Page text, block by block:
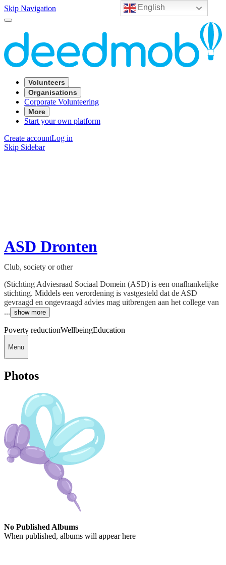
English
Skip Navigation
Volunteers
Organisations
Corporate Volunteering
More
Start your own platform
Create accountLog in
Skip Sidebar
ASD Dronten
Club, society or other
(Stichting Adviesraad Sociaal Domein (ASD) is een onafhankelijke
stichting. Middels een verordening is vastgesteld dat de ASD
gevraagd en ongevraagd advies mag uitbrengen aan het college van
... show more
Poverty reductionWellbeingEducation
Menu
Photos
No Published Albums
When published, albums will appear here